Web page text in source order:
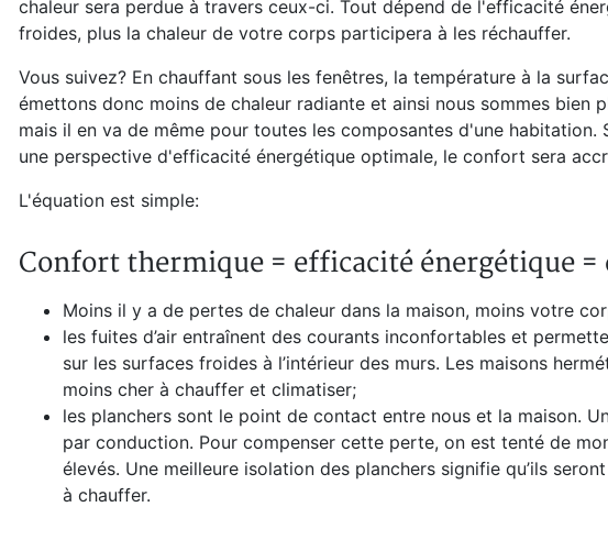
chaleur sera perdue à travers ceux-ci. Tout dépend de l'efficacité
froides, plus la chaleur de votre corps participera à les réchauffer.
Vous suivez? En chauffant sous les fenêtres, la température à la
émettons donc moins de chaleur radiante et ainsi nous sommes bien
mais il en va de même pour toutes les composantes d'une
une perspective d'efficacité énergétique optimale, le confort sera
L'équation est simple:
Confort thermique = efficacité énergétique
Moins il y a de pertes de chaleur dans la maison, moins votre
les fuites d’air entraînent des courants inconfortables et
sur les surfaces froides à l’intérieur des murs. Les maisons
moins cher à chauffer et climatiser;
les planchers sont le point de contact entre nous et la maison.
par conduction. Pour compenser cette perte, on est tenté de
élevés. Une meilleure isolation des planchers signifie qu’ils
à chauffer.